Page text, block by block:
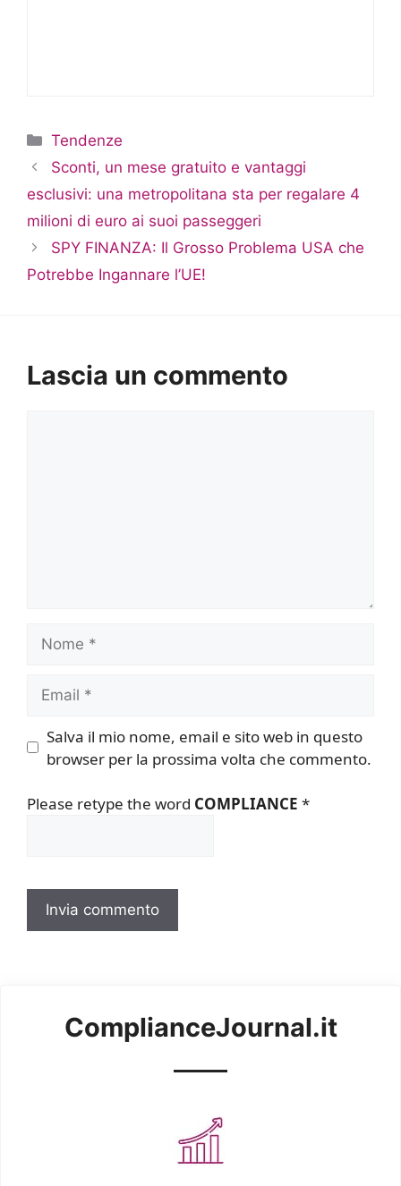
Categorie
Tendenze
Sconti, un mese gratuito e vantaggi
esclusivi: una metropolitana sta per regalare 4
milioni di euro ai suoi passeggeri
SPY FINANZA: Il Grosso Problema USA che
Potrebbe Ingannare l’UE!
Lascia un commento
Salva il mio nome, email e sito web in questo
browser per la prossima volta che commento.
Please retype the word COMPLIANCE *
ComplianceJournal.it